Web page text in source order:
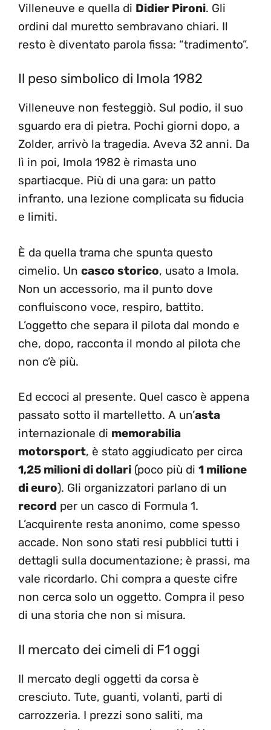
Villeneuve e quella di Didier Pironi. Gli
ordini dal muretto sembravano chiari. Il
resto è diventato parola fissa: “tradimento”.
Il peso simbolico di Imola 1982
Villeneuve non festeggiò. Sul podio, il suo
sguardo era di pietra. Pochi giorni dopo, a
Zolder, arrivò la tragedia. Aveva 32 anni. Da
lì in poi, Imola 1982 è rimasta uno
spartiacque. Più di una gara: un patto
infranto, una lezione complicata su fiducia
e limiti.
È da quella trama che spunta questo
cimelio. Un casco storico, usato a Imola.
Non un accessorio, ma il punto dove
confluiscono voce, respiro, battito.
L’oggetto che separa il pilota dal mondo e
che, dopo, racconta il mondo al pilota che
non c’è più.
Ed eccoci al presente. Quel casco è appena
passato sotto il martelletto. A un’asta
internazionale di memorabilia
motorsport, è stato aggiudicato per circa
1,25 milioni di dollari (poco più di 1 milione
di euro). Gli organizzatori parlano di un
record per un casco di Formula 1.
L’acquirente resta anonimo, come spesso
accade. Non sono stati resi pubblici tutti i
dettagli sulla documentazione; è prassi, ma
vale ricordarlo. Chi compra a queste cifre
non cerca solo un oggetto. Compra il peso
di una storia che non si misura.
Il mercato dei cimeli di F1 oggi
Il mercato degli oggetti da corsa è
cresciuto. Tute, guanti, volanti, parti di
carrozzeria. I prezzi sono saliti, ma